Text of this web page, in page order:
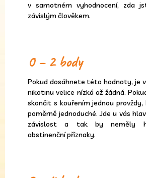
v samotném vyhodnocení, zda
závislým člověkem.
0 – 2 body
Pokud dosáhnete této hodnoty, je
nikotinu velice nízká až žádná.
skončit s kouřením jednou
poměrně jednoduché. Jde u vás
závislost a tak by neměly
abstinenční příznaky.